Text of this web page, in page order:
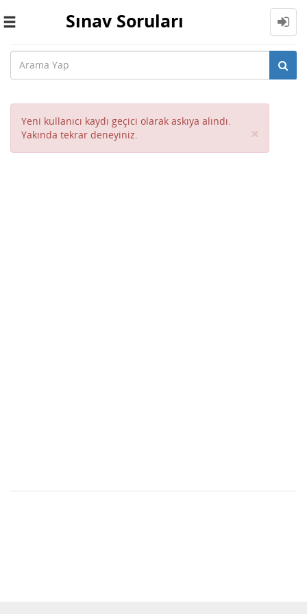
Toggle
Sınav Soruları
Yeni kullanıcı kaydı geçici olarak askıya alındı.
Yakında tekrar deneyiniz.
×